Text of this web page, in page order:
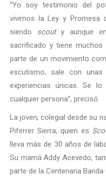
“Yo soy testimonio del
vivimos la Ley y Promesa
siendo scouty aunque
sacrificado y tiene
parte de un movimiento
escutismo, sale con unas
experiencias únicas. Se
cualquier persona”, precisó.
La joven, colegial desde su
Piferrer Sierra, quien es
lleva más de 30 años de
Su mamá Addy Acevedo,
parte de la Centenaria Banda